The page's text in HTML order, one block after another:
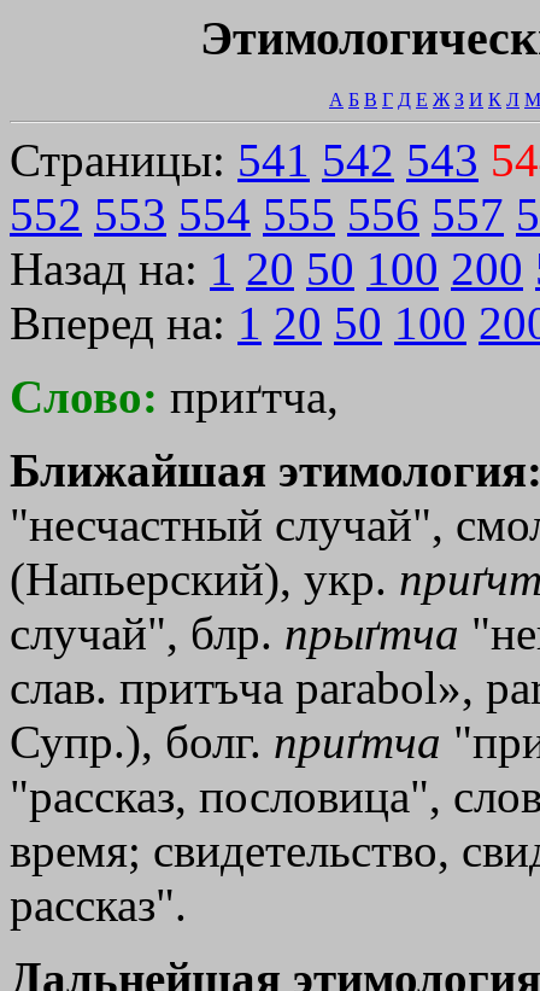
А Б В Г Д Е Ж З И К Л М
Страницы: 541 542 543
552 553 554 555 556 557
Назад на: 1 20 50 100 200
Вперед на: 1 20 50 100
Слово: приґтча,
Ближайшая
"несчастный случай",
(Напьерский), укр.
случай", блр. прыґтча
слав. притъча parabol»,
Супр.), болг. приґтча
"рассказ, пословица",
время; свидетельство,
рассказ".
Дальнейшая